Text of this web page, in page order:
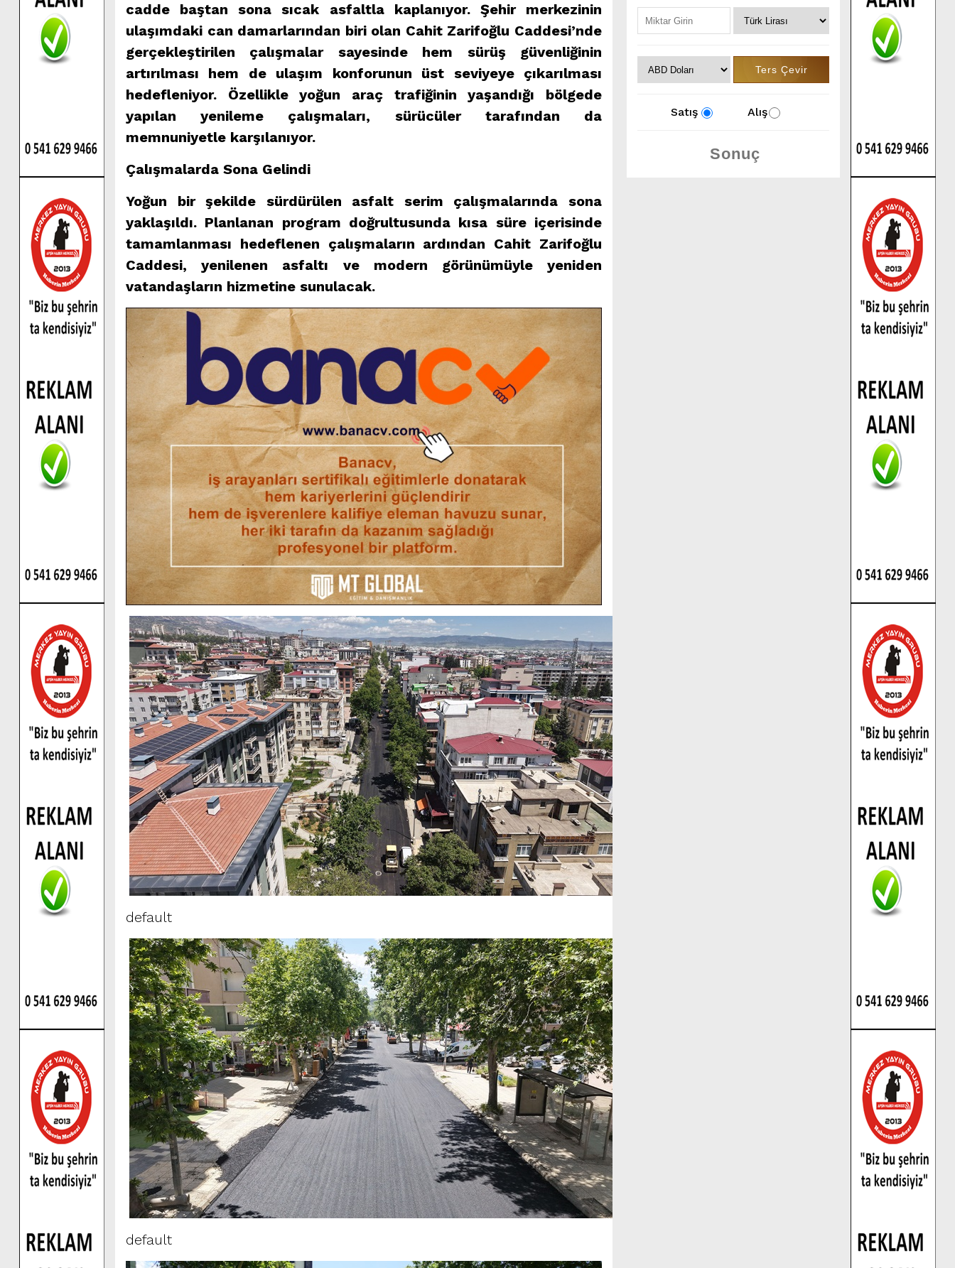
cadde baştan sona sıcak asfaltla kaplanıyor. Şehir merkezinin
ulaşımdaki can damarlarından biri olan Cahit Zarifoğlu Caddesi’nde
gerçekleştirilen çalışmalar sayesinde hem sürüş güvenliğinin
artırılması hem de ulaşım konforunun üst seviyeye çıkarılması
hedefleniyor. Özellikle yoğun araç trafiğinin yaşandığı bölgede
yapılan yenileme çalışmaları, sürücüler tarafından da
memnuniyetle karşılanıyor.
Çalışmalarda Sona Gelindi
Yoğun bir şekilde sürdürülen asfalt serim çalışmalarında sona
yaklaşıldı. Planlanan program doğrultusunda kısa süre içerisinde
tamamlanması hedeflenen çalışmaların ardından Cahit Zarifoğlu
Caddesi, yenilenen asfaltı ve modern görünümüyle yeniden
vatandaşların hizmetine sunulacak.
default
default
Satış Alış